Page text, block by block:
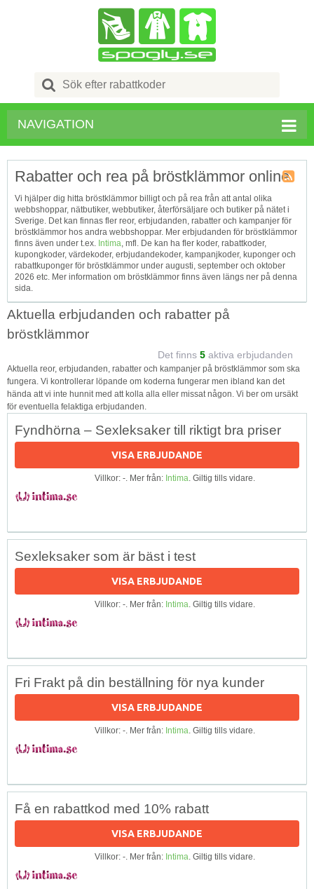
Search
for:
NAVIGATION
Tagg
RSS
Rabatter och rea på bröstklämmor online
Vi hjälper dig hitta bröstklämmor billigt och på rea från att antal olika
webbshoppar, nätbutiker, webbutiker, återförsäljare och butiker på nätet i
Sverige. Det kan finnas fler reor, erbjudanden, rabatter och kampanjer för
bröstklämmor hos andra webbshoppar. Mer erbjudanden för bröstklämmor
finns även under t.ex. Intima, mfl. De kan ha fler koder, rabattkoder,
kupongkoder, värdekoder, erbjudandekoder, kampanjkoder, kuponger och
rabattkuponger för bröstklämmor under augusti, september och oktober
2026 etc. Mer information om bröstklämmor finns även längs ner på denna
sida.
Aktuella erbjudanden och rabatter på
bröstklämmor
Det finns 5 aktiva erbjudanden
Aktuella reor, erbjudanden, rabatter och kampanjer på bröstklämmor som ska
fungera. Vi kontrollerar löpande om koderna fungerar men ibland kan det
hända att vi inte hunnit med att kolla alla eller missat någon. Vi ber om ursäkt
för eventuella felaktiga erbjudanden.
Fyndhörna – Sexleksaker till riktigt bra priser
VISA ERBJUDANDE
Villkor: -. Mer från: Intima. Giltig tills vidare.
Sexleksaker som är bäst i test
VISA ERBJUDANDE
Villkor: -. Mer från: Intima. Giltig tills vidare.
Fri Frakt på din beställning för nya kunder
VISA ERBJUDANDE
Villkor: -. Mer från: Intima. Giltig tills vidare.
Få en rabattkod med 10% rabatt
VISA ERBJUDANDE
Villkor: -. Mer från: Intima. Giltig tills vidare.